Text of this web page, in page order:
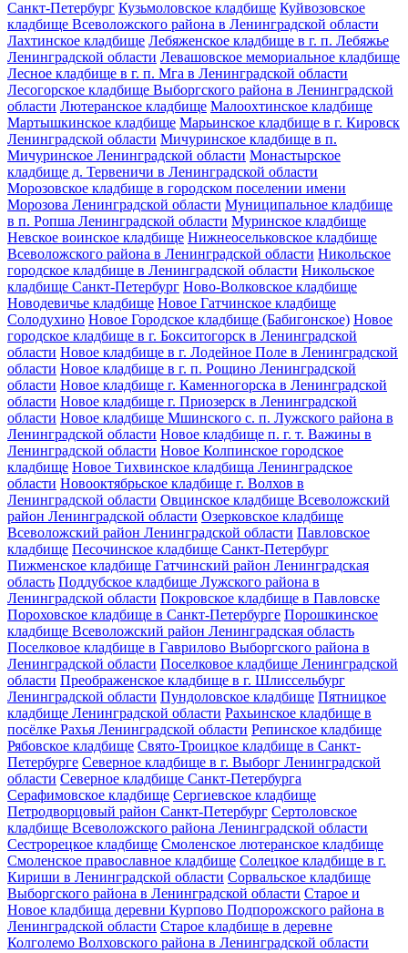
Санкт-Петербург Кузьмоловское кладбище Куйвозовское
кладбище Всеволожского района в Ленинградской области
Лахтинское кладбище Лебяженское кладбище в г. п. Лебяжье
Ленинградской области Левашовское мемориальное кладбище
Лесное кладбище в г. п. Мга в Ленинградской области
Лесогорское кладбище Выборгского района в Ленинградской
области Лютеранское кладбище Малоохтинское кладбище
Мартышкинское кладбище Марьинское кладбище в г. Кировск
Ленинградской области Мичуринское кладбище в п.
Мичуринское Ленинградской области Монастырское
кладбище д. Тервеничи в Ленинградской области
Морозовское кладбище в городском поселении имени
Морозова Ленинградской области Муниципальное кладбище
в п. Ропша Ленинградской области Муринское кладбище
Невское воинское кладбище Нижнеосельковское кладбище
Всеволожского района в Ленинградской области Никольское
городское кладбище в Ленинградской области Никольское
кладбище Санкт-Петербург Ново-Волковское кладбище
Новодевичье кладбище Новое Гатчинское кладбище
Солодухино Новое Городское кладбище (Бабигонское) Новое
городское кладбище в г. Бокситогорск в Ленинградской
области Новое кладбище в г. Лодейное Поле в Ленинградской
области Новое кладбище в г. п. Рощино Ленинградской
области Новое кладбище г. Каменногорска в Ленинградской
области Новое кладбище г. Приозерск в Ленинградской
области Новое кладбище Мшинского с. п. Лужского района в
Ленинградской области Новое кладбище п. г. т. Важины в
Ленинградской области Новое Колпинское городское
кладбище Новое Тихвинское кладбища Ленинградское
области Новооктябрьское кладбище г. Волхов в
Ленинградской области Овцинское кладбище Всеволожский
район Ленинградской области Озерковское кладбище
Всеволожский район Ленинградской области Павловское
кладбище Песочинское кладбище Санкт-Петербург
Пижменское кладбище Гатчинский район Ленинградская
область Поддубское кладбище Лужского района в
Ленинградской области Покровское кладбище в Павловске
Пороховское кладбище в Санкт-Петербурге Порошкинское
кладбище Всеволожский район Ленинградская область
Поселковое кладбище в Гаврилово Выборгского района в
Ленинградской области Поселковое кладбище Ленинградской
области Преображенское кладбище в г. Шлиссельбург
Ленинградской области Пундоловское кладбище Пятницкое
кладбище Ленинградской области Рахьинское кладбище в
посёлке Рахья Ленинградской области Репинское кладбище
Рябовское кладбище Свято-Троицкое кладбище в Санкт-
Петербурге Северное кладбище в г. Выборг Ленинградской
области Северное кладбище Санкт-Петербурга
Серафимовское кладбище Сергиевское кладбище
Петродворцовый район Санкт-Петербург Сертоловское
кладбище Всеволожского района Ленинградской области
Сестрорецкое кладбище Смоленское лютеранское кладбище
Смоленское православное кладбище Солецкое кладбище в г.
Кириши в Ленинградской области Сорвальское кладбище
Выборгского района в Ленинградской области Старое и
Новое кладбища деревни Курпово Подпорожского района в
Ленинградской области Старое кладбище в деревне
Колголемо Волховского района в Ленинградской области